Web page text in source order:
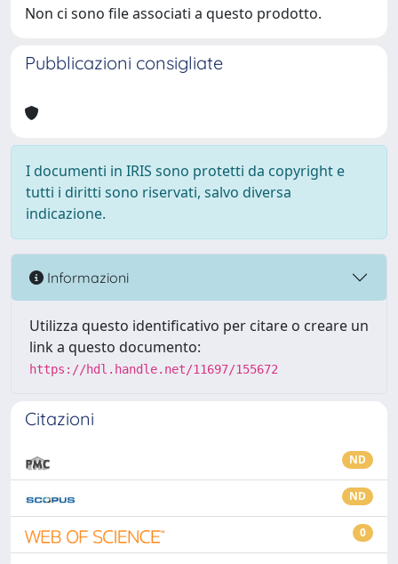
Non ci sono file associati a questo prodotto.
Pubblicazioni consigliate
I documenti in IRIS sono protetti da copyright e
tutti i diritti sono riservati, salvo diversa
indicazione.
Informazioni
Utilizza questo identificativo per citare o creare un
link a questo documento:
https://hdl.handle.net/11697/155672
Citazioni
ND
ND
0